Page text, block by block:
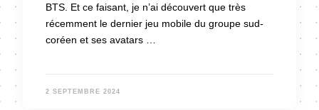
BTS. Et ce faisant, je n’ai découvert que très
récemment le dernier jeu mobile du groupe sud-
coréen et ses avatars …
2 SEPTEMBRE 2024